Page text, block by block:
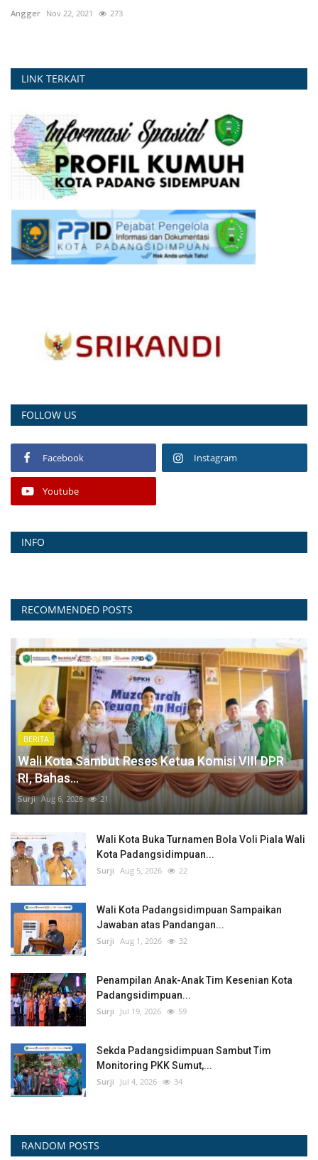
Angger Nov 22, 2021 273
LINK TERKAIT
FOLLOW US
Facebook Instagram
Youtube
INFO
RECOMMENDED POSTS
BERITA
Wali Kota Sambut Reses Ketua Komisi VIII DPR
RI, Bahas...
Surji Aug 6, 2026 21
Wali Kota Buka Turnamen Bola Voli Piala Wali
Kota Padangsidimpuan...
Surji Aug 5, 2026 22
Wali Kota Padangsidimpuan Sampaikan
Jawaban atas Pandangan...
Surji Aug 1, 2026 32
Penampilan Anak-Anak Tim Kesenian Kota
Padangsidimpuan...
Surji Jul 19, 2026 59
Sekda Padangsidimpuan Sambut Tim
Monitoring PKK Sumut,...
Surji Jul 4, 2026 34
RANDOM POSTS